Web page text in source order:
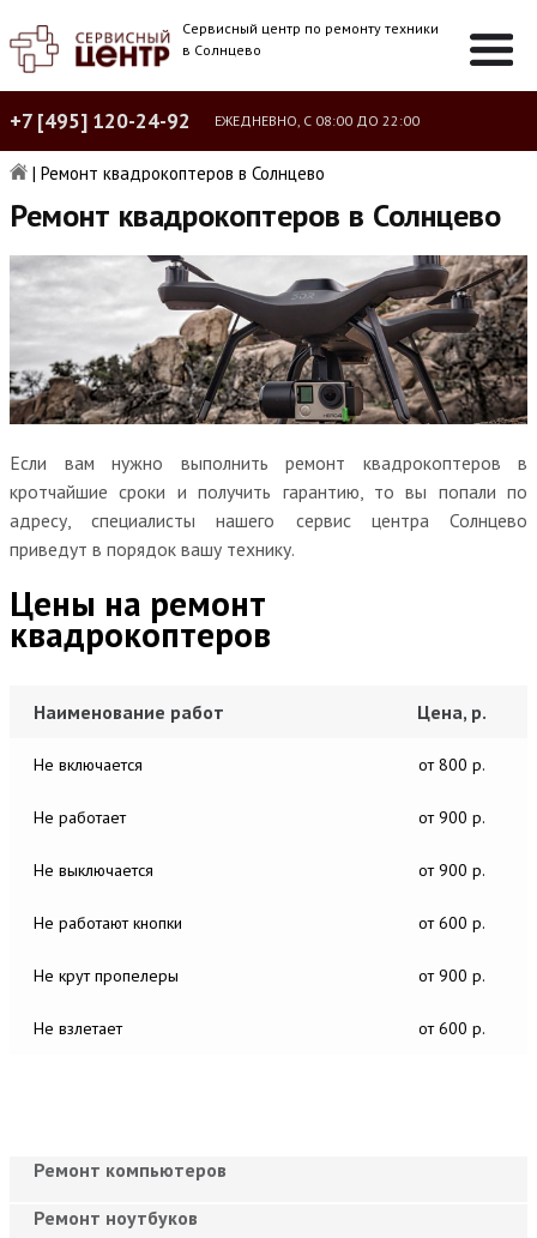
Сервисный центр по ремонту техники
в Солнцево
+7 [495] 120-24-92 ЕЖЕДНЕВНО, С 08:00 ДО 22:00
| Ремонт квадрокоптеров в Солнцево
Ремонт квадрокоптеров в Солнцево
Если вам нужно выполнить ремонт квадрокоптеров в
кротчайшие сроки и получить гарантию, то вы попали по
адресу, специалисты нашего сервис центра Солнцево
приведут в порядок вашу технику.
Цены на ремонт
квадрокоптеров
Наименование работ Цена, р.
Не включается от 800 р.
Не работает от 900 р.
Не выключается от 900 р.
Не работают кнопки от 600 р.
Не крут пропелеры от 900 р.
Не взлетает от 600 р.
Ремонт компьютеров
Ремонт ноутбуков